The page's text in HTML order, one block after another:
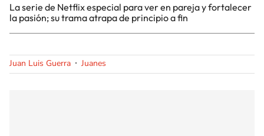
La serie de Netflix especial para ver en pareja y fortalecer
la pasión; su trama atrapa de principio a fin
Juan Luis Guerra Juanes